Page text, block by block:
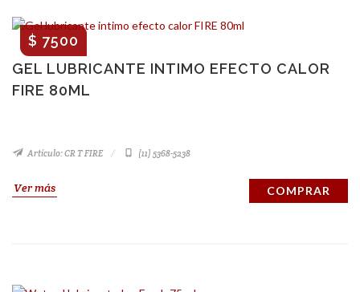
GEL LUBRICANTE INTIMO EFECTO CALOR
FIRE 80ML
$ 7500
Artículo: CR T FIRE (11) 5368-5238
Ver más COMPRAR